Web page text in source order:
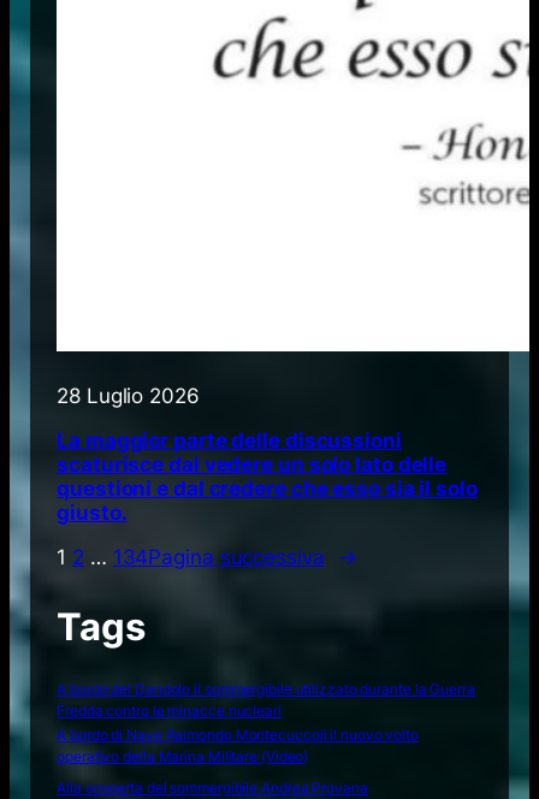
28 Luglio 2026
La maggior parte delle discussioni
scaturisce dal vedere un solo lato delle
questioni e dal credere che esso sia il solo
giusto.
1 2 … 134Pagina successiva →
Tags
A bordo del Dandolo il sommergibile utilizzato durante la Guerra
Fredda contro le minacce nucleari
A bordo di Nave Raimondo Montecuccoli il nuovo volto
operativo della Marina Militare (Video)
Alla scoperta del sommergibile Andrea Provana